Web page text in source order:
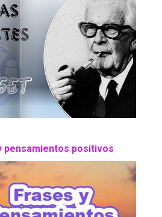
pensamientos positivos